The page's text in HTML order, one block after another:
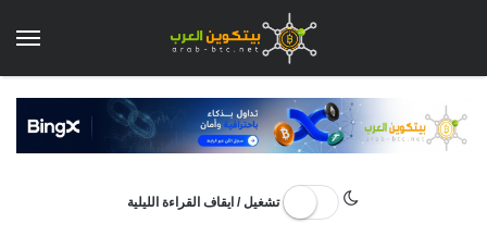
تشغيل / ايقاف القراءة الليلية